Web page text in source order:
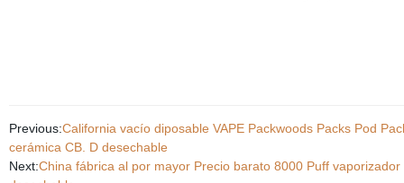
Previous:California vacío diposable VAPE Packwoods Packs Pod
cerámica CB. D desechable
Next:China fábrica al por mayor Precio barato 8000 Puff